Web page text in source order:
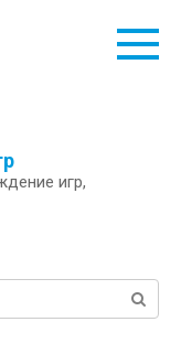
игр,